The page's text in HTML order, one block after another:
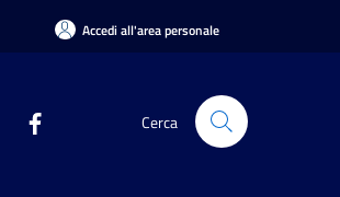
Accedi all'area personale
Cerca